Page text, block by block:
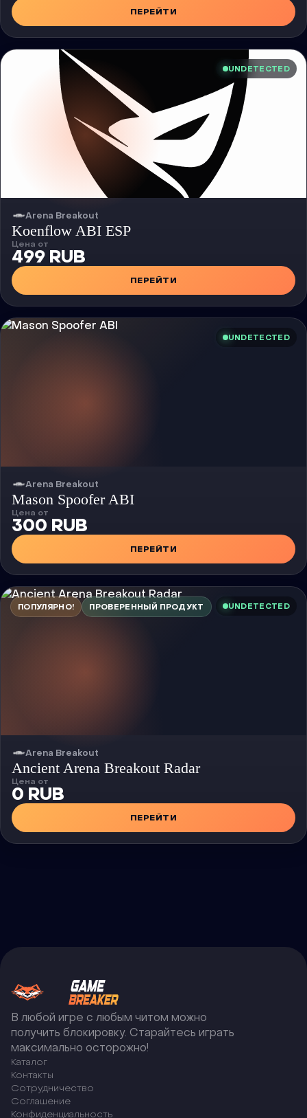
ПЕРЕЙТИ
UNDETECTED
Arena Breakout
Чит
Koenflow ABI ESP
Цена от
499 RUB
ПЕРЕЙТИ
UNDETECTED
Arena Breakout
Чит
Mason Spoofer ABI
Цена от
300 RUB
ПЕРЕЙТИ
ПОПУЛЯРНО! ПРОВЕРЕННЫЙ ПРОДУКТ UNDETECTED
Arena Breakout
Чит
Ancient Arena Breakout Radar
Цена от
0 RUB
ПЕРЕЙТИ
В любой игре с любым читом можно
получить блокировку. Старайтесь играть
максимально осторожно!
Каталог
Контакты
Сотрудничество
Соглашение
Конфиденциальность